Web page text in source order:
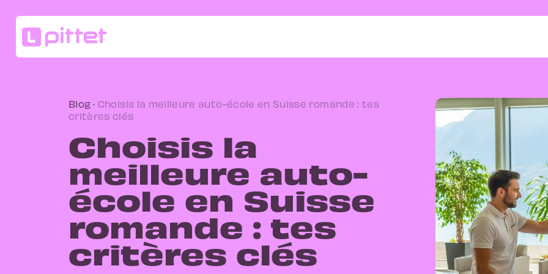
Blog · Choisis la meilleure auto-école en Suisse romande : tes
critères clés
Choisis la
meilleure auto-
école en Suisse
romande : tes
critères clés